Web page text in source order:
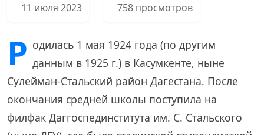
11 июля 2023 758 просмотров
Р одилась 1 мая 1924 года (по другим
данным в 1925 г.) в Касумкенте, ныне
Сулейман-Стальский район Дагестана. После
окончания средней школы поступила на
филфак Даггоспединститута им. С. Стальского